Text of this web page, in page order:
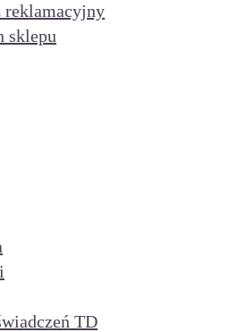
reklamacyjny
sklepu
TD